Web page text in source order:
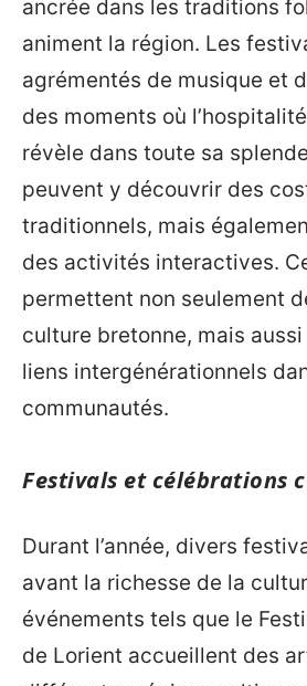
ancrée dans les traditions
animent la région. Les
agrémentés de musique et
des moments où
révèle dans toute sa
peuvent y découvrir des
traditionnels, mais
des activités interactives.
permettent non seulement
culture bretonne, mais
liens intergénérationnels
communautés.
Festivals et célébrations
Durant l’année, divers
avant la richesse de la
événements tels que le
de Lorient accueillent des